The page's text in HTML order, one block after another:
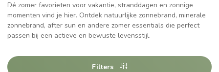
Dé zomer favorieten voor vakantie, stranddagen en zonnige
momenten vind je hier. Ontdek natuurlijke zonnebrand, minerale
zonnebrand, after sun en andere zomer essentials die perfect
passen bij een actieve en bewuste levensstijl.
Filters